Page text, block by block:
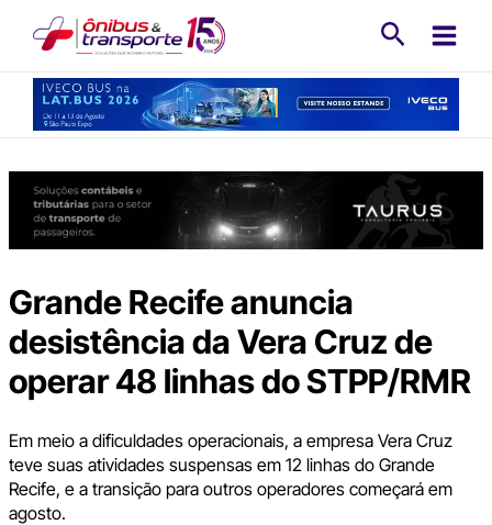
conteúdo
Grande Recife anuncia
desistência da Vera Cruz de
operar 48 linhas do STPP/RMR
Em meio a dificuldades operacionais, a empresa Vera Cruz
teve suas atividades suspensas em 12 linhas do Grande
Recife, e a transição para outros operadores começará em
agosto.